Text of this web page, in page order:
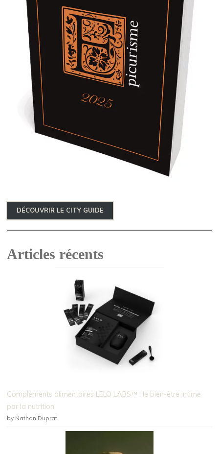
DÉCOUVRIR LE CITY GUIDE
Articles récents
Compléments alimentaires LELO LABS™ : le bien-être intime
par la nutrition
by Nathan Duprat